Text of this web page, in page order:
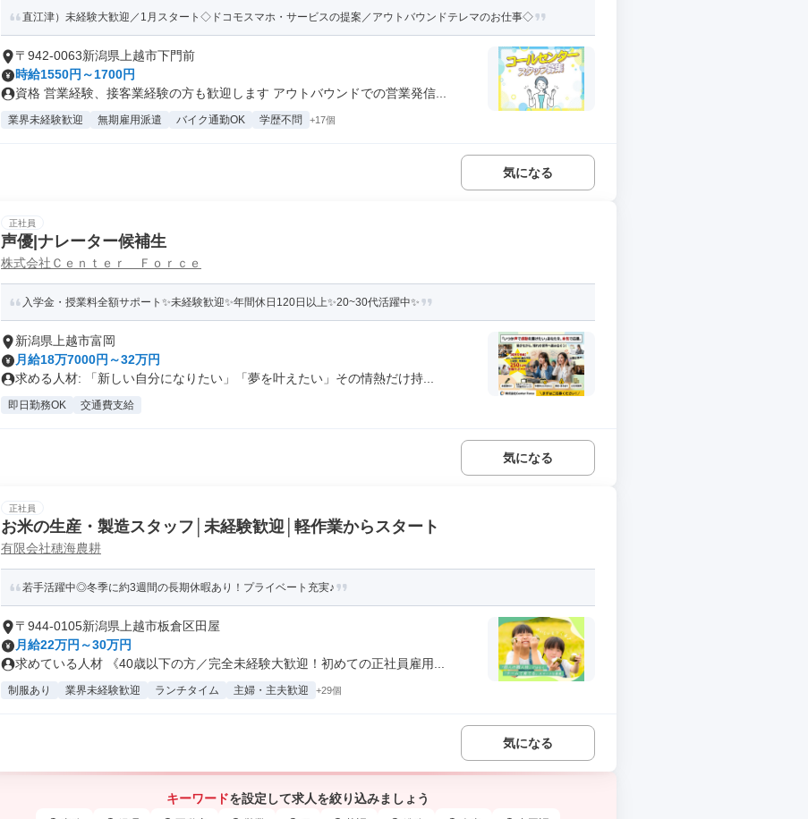
直江津）未経験大歓迎／1月スタート◇ドコモスマホ・サービスの提案／アウトバウンドテレマのお仕事◇
〒942-0063新潟県上越市下門前
時給1550円～1700円
資格 営業経験、接客業経験の方も歓迎します アウトバウンドでの営業発信...
業界未経験歓迎 無期雇用派遣 バイク通勤OK 学歴不問 +17個
気になる
正社員
声優|ナレーター候補生
株式会社Ｃｅｎｔｅｒ Ｆｏｒｃｅ
入学金・授業料全額サポート✨未経験歓迎✨年間休日120日以上✨20~30代活躍中✨
新潟県上越市富岡
月給18万7000円～32万円
求める人材: 「新しい自分になりたい」「夢を叶えたい」その情熱だけ持...
即日勤務OK 交通費支給
気になる
正社員
お米の生産・製造スタッフ│未経験歓迎│軽作業からスタート
有限会社穂海農耕
若手活躍中◎冬季に約3週間の長期休暇あり！プライベート充実♪
〒944-0105新潟県上越市板倉区田屋
月給22万円～30万円
求めている人材 《40歳以下の方／完全未経験大歓迎！初めての正社員雇用...
制服あり 業界未経験歓迎 ランチタイム 主婦・主夫歓迎 +29個
気になる
キーワードを設定して求人を絞り込みましょう